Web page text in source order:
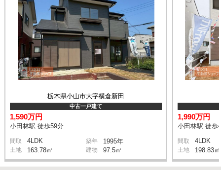
栃木県小山市大字横倉新田
中古一戸建て
1,590万円
小田林駅 徒歩59分
間取 4LDK 築年 1995年
土地 163.78㎡ 建物 97.5㎡
1,990万円
小田林駅 徒歩
間取 4LDK
土地 198.83㎡